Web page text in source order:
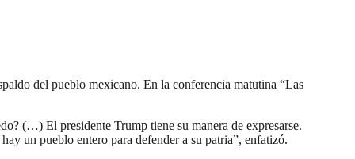
del pueblo mexicano. En la conferencia matutina “Las
(…) El presidente Trump tiene su manera de expresarse.
un pueblo entero para defender a su patria”, enfatizó.